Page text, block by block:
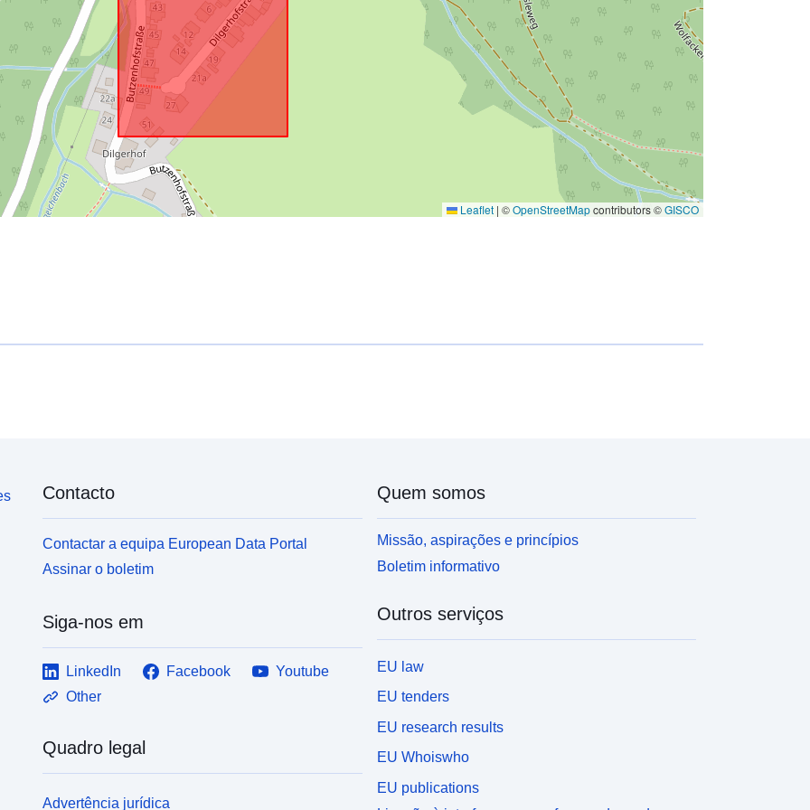
Leaflet | ©OpenStreetMapcontributors ©GISCO
Contacto
Contactar a equipa European Data Portal
Assinar o boletim
Siga-nos em
LinkedIn Facebook
Youtube
Other
Quadro legal
Advertência jurídica
Quem somos
Missão, aspirações e princípios
Boletim informativo
Outros serviços
EU law
EU tenders
EU research results
EU Whoiswho
EU publications